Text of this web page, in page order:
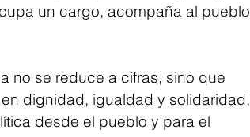
un cargo, acompaña al pueblo
no se reduce a cifras, sino que
dignidad, igualdad y solidaridad,
desde el pueblo y para el